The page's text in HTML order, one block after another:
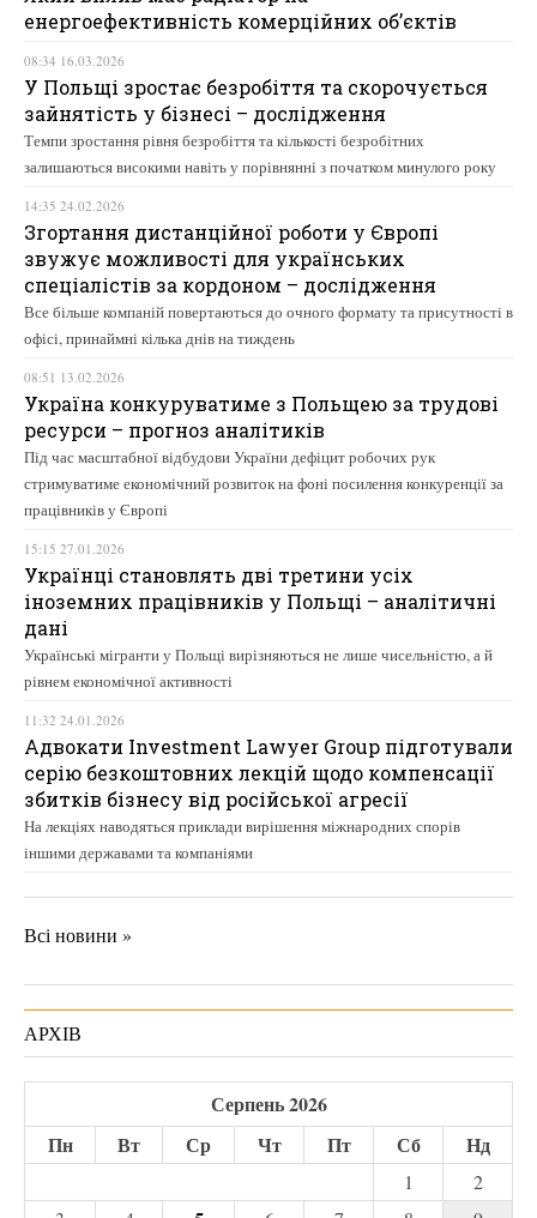
енергоефективність комерційних об’єктів
08:34 16.03.2026
У Польщі зростає безробіття та скорочується
зайнятість у бізнесі – дослідження
Темпи зростання рівня безробіття та кількості безробітних
залишаються високими навіть у порівнянні з початком минулого року
14:35 24.02.2026
Згортання дистанційної роботи у Європі
звужує можливості для українських
спеціалістів за кордоном – дослідження
Все більше компаній повертаються до очного формату та присутності в
офісі, принаймні кілька днів на тиждень
08:51 13.02.2026
Україна конкуруватиме з Польщею за трудові
ресурси – прогноз аналітиків
Під час масштабної відбудови України дефіцит робочих рук
стримуватиме економічний розвиток на фоні посилення конкуренції за
працівників у Європі
15:15 27.01.2026
Українці становлять дві третини усіх
іноземних працівників у Польщі – аналітичні
дані
Українські мігранти у Польщі вирізняються не лише чисельністю, а й
рівнем економічної активності
11:32 24.01.2026
Адвокати Investment Lawyer Group підготували
серію безкоштовних лекцій щодо компенсації
збитків бізнесу від російської агресії
На лекціях наводяться приклади вирішення міжнародних спорів
іншими державами та компаніями
Всі новини »
АРХІВ
Серпень 2026
Пн
Вт Ср Чт Пт Сб Нд
1
2